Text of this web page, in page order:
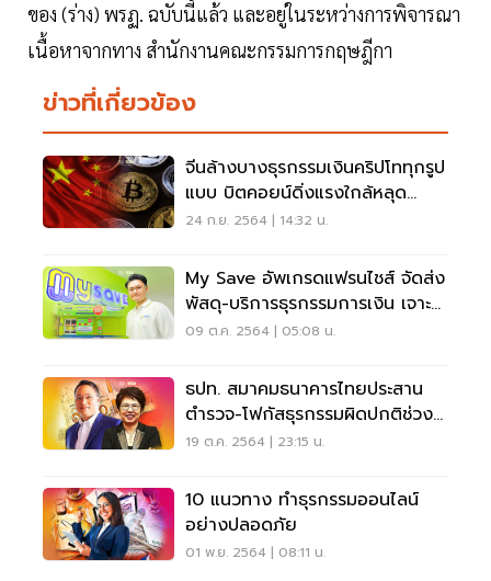
ของ (ร่าง) พรฏ. ฉบับนี้แล้ว และอยู่ในระหว่างการพิจารณา
เนื้อหาจากทาง สำนักงานคณะกรรมการกฤษฎีกา
ข่าวที่เกี่ยวข้อง
จีนล้างบางธุรกรรมเงินคริปโททุกรูป
แบบ บิตคอยน์ดิ่งแรงใกล้หลุด
41,000 ดอลล์
24 ก.ย. 2564 | 14:32 น.
My Save อัพเกรดแฟรนไชส์ จัดส่ง
พัสดุ-บริการธุรกรรมการเงิน เจาะ
ตลาดชุมชน
09 ต.ค. 2564 | 05:08 น.
ธปท. สมาคมธนาคารไทยประสาน
ตำรวจ-โฟกัสธุรกรรมผิดปกติช่วง
4วัน
19 ต.ค. 2564 | 23:15 น.
10 แนวทาง ทำธุรกรรมออนไลน์
อย่างปลอดภัย
01 พ.ย. 2564 | 08:11 น.